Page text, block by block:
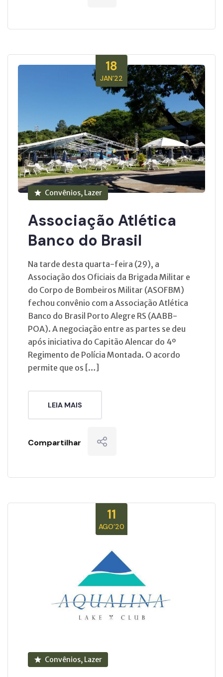
18
JAN’22
Convênios, Lazer
Associação Atlética
Banco do Brasil
Na tarde desta quarta-feira (29), a
Associação dos Oficiais da Brigada Militar e
do Corpo de Bombeiros Militar (ASOFBM)
fechou convênio com a Associação Atlética
Banco do Brasil Porto Alegre RS (AABB-
POA). A negociação entre as partes se deu
após iniciativa do Capitão Alencar do 4º
Regimento de Polícia Montada. O acordo
permite que os […]
LEIA MAIS
Compartilhar
11
AGO’20
Convênios, Lazer